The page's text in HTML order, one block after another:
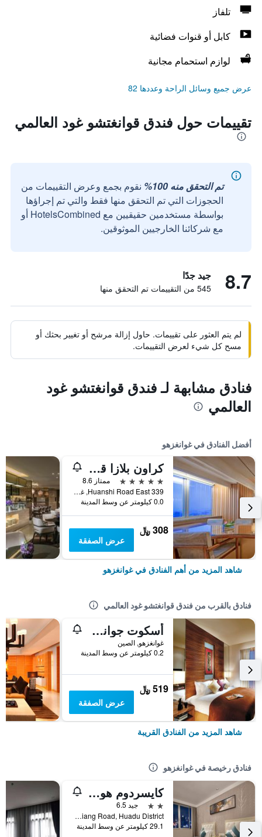
تلفاز
كابل أو قنوات فضائية
لوازم استحمام مجانية
عرض جميع وسائل الراحة وعددها 82
تقييمات حول فندق قوانغتشو غود العالمي
تم التحقق منه 100%
نقوم بجمع وعرض التقييمات من
الحجوزات التي تم التحقق منها فقط والتي تم إجراؤها
بواسطة مستخدمين حقيقيين مع HotelsCombined أو
مع شركائنا الخارجيين الموثوقين.
8.7 جيد جدًا
545 من التقييمات تم التحقق منها
لم يتم العثور على تقييمات. حاول إزالة مرشح أو تغيير بحثك أو
مسح كل شيء لعرض التقييمات.
فنادق مشابهة لـ فندق قوانغتشو غود
العالمي
أفضل الفنادق في غوانغزهو
كراون بلازا قوانغتشو سيتي سنتر، أحد الفنادق من مجموعة فنادق إنتركونتيننتال - سكاي لاين 63 بار للاستمتاع بإطلالة على مدينة قوانغتشو
5 نجوم
ممتاز 8.6
339 Huanshi Road East, غوانغزهو, الصين
0.0 كيلومتر عن وسط المدينة
308 ﷼
عرض الصفقة
شاهد المزيد من أهم الفنادق في غوانغزهو
فنادق بالقرب من فندق قوانغتشو غود العالمي
أسكوت جوانجتشو
غوانغزهو, الصين
0.2 كيلومتر عن وسط المدينة
519 ﷼
عرض الصفقة
شاهد المزيد من الفنادق القريبة
فنادق رخيصة في غوانغزهو
كايسردوم هوتل أيربورت برانش
2 نجمتين
جيد 6.5
No. 2 Shunxiang Road, Huadu District, غوانغزهو, الصين
29.1 كيلومتر عن وسط المدينة